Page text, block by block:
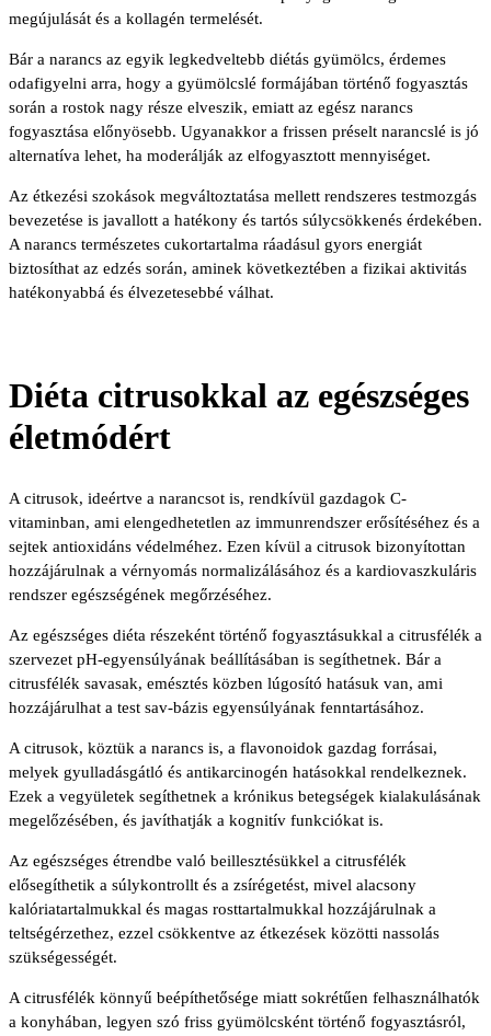
megújulását és a kollagén termelését.
Bár a narancs az egyik legkedveltebb diétás gyümölcs, érdemes
odafigyelni arra, hogy a gyümölcslé formájában történő fogyasztás
során a rostok nagy része elveszik, emiatt az egész narancs
fogyasztása előnyösebb. Ugyanakkor a frissen préselt narancslé is jó
alternatíva lehet, ha moderálják az elfogyasztott mennyiséget.
Az étkezési szokások megváltoztatása mellett rendszeres testmozgás
bevezetése is javallott a hatékony és tartós súlycsökkenés érdekében.
A narancs természetes cukortartalma ráadásul gyors energiát
biztosíthat az edzés során, aminek következtében a fizikai aktivitás
hatékonyabbá és élvezetesebbé válhat.
Diéta citrusokkal az egészséges
életmódért
A citrusok, ideértve a narancsot is, rendkívül gazdagok C-
vitaminban, ami elengedhetetlen az immunrendszer erősítéséhez és a
sejtek antioxidáns védelméhez. Ezen kívül a citrusok bizonyítottan
hozzájárulnak a vérnyomás normalizálásához és a kardiovaszkuláris
rendszer egészségének megőrzéséhez.
Az egészséges diéta részeként történő fogyasztásukkal a citrusfélék a
szervezet pH-egyensúlyának beállításában is segíthetnek. Bár a
citrusfélék savasak, emésztés közben lúgosító hatásuk van, ami
hozzájárulhat a test sav-bázis egyensúlyának fenntartásához.
A citrusok, köztük a narancs is, a flavonoidok gazdag forrásai,
melyek gyulladásgátló és antikarcinogén hatásokkal rendelkeznek.
Ezek a vegyületek segíthetnek a krónikus betegségek kialakulásának
megelőzésében, és javíthatják a kognitív funkciókat is.
Az egészséges étrendbe való beillesztésükkel a citrusfélék
elősegíthetik a súlykontrollt és a zsírégetést, mivel alacsony
kalóriatartalmukkal és magas rosttartalmukkal hozzájárulnak a
teltségérzethez, ezzel csökkentve az étkezések közötti nassolás
szükségességét.
A citrusfélék könnyű beépíthetősége miatt sokrétűen felhasználhatók
a konyhában, legyen szó friss gyümölcsként történő fogyasztásról,